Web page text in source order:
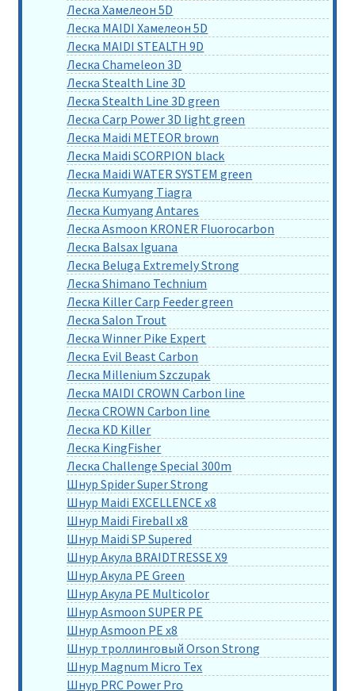
Леска Хамелеон 5D
Леска MAIDI Хамелеон 5D
Леска MAIDI STEALTH 9D
Леска Chameleon 3D
Леска Stealth Line 3D
Леска Stealth Line 3D green
Леска Carp Power 3D light green
Леска Maidi METEOR brown
Леска Maidi SCORPION black
Леска Maidi WATER SYSTEM green
Леска Kumyang Tiagra
Леска Kumyang Antares
Леска Asmoon KRONER Fluorocarbon
Леска Balsax Iguana
Леска Beluga Extremely Strong
Леска Shimano Technium
Леска Killer Carp Feeder green
Леска Salon Trout
Леска Winner Pike Expert
Леска Evil Beast Carbon
Леска Millenium Szczupak
Леска MAIDI CROWN Carbon line
Леска CROWN Carbon line
Леска KD Killer
Леска KingFisher
Леска Challenge Special 300m
Шнур Spider Super Strong
Шнур Maidi EXCELLENCE x8
Шнур Maidi Fireball x8
Шнур Maidi SP Supered
Шнур Акула BRAIDTRESSE X9
Шнур Акула PE Green
Шнур Акула PE Multicolor
Шнур Asmoon SUPER PE
Шнур Asmoon PE x8
Шнур троллинговый Orson Strong
Шнур Magnum Micro Tex
Шнур PRC Power Pro